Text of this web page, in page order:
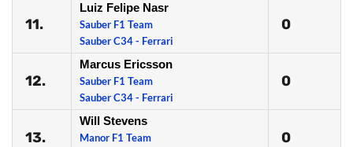
11.
Luiz Felipe Nasr
Sauber F1 Team
Sauber C34 - Ferrari
0
12.
Marcus Ericsson
Sauber F1 Team
Sauber C34 - Ferrari
0
13.
Will Stevens
Manor F1 Team
0